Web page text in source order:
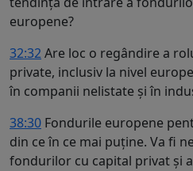
europene?
32:32Are loc o regândire a
private, inclusiv la nivel
în companii nelistate și în
38:30 Fondurile europene
din ce în ce mai puține. Va fi
fondurilor cu capital privat și